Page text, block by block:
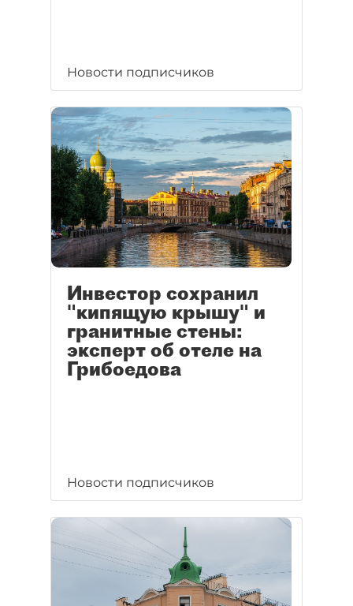
Новости подписчиков
Инвестор сохранил
"кипящую крышу" и
гранитные стены:
эксперт об отеле на
Грибоедова
Новости подписчиков